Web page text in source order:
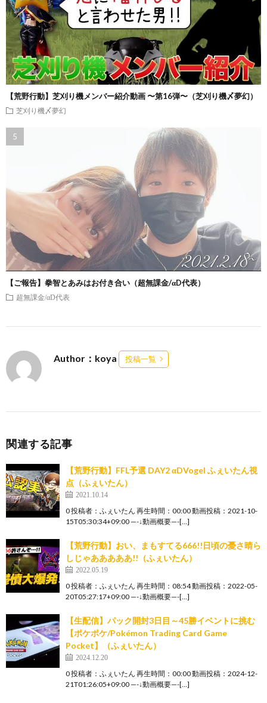
【荒野行動】芝刈り機メンバー紹介動画 〜第16弾〜（芝刈り機〆夢幻）
芝刈り機〆夢幻
【ご報告】拳智とあみはお付き合い（超無課金/αD代表）
超無課金/αD代表
Author：koya 投稿一覧
関連する記事
【荒野行動】FFL予選 DAY2 αDVogel ふぇいたん視
点（ふぇいたん）
2021.10.14
0 投稿者：ふぇいたん 再生時間：00:00 動画投稿：2021-10-
15T05:30:34+09:00 —-↓動画概要—-[…]
【荒野行動】おい、まもすてる666!!日頃の憂さ晴ら
しじゃあああああ!!（ふぇいたん）
2022.05.19
0 投稿者：ふぇいたん 再生時間：08:54 動画投稿：2022-05-
20T05:27:17+09:00 —-↓動画概要—-[…]
【生配信】パック開封3日目～45勝イベントに挑む
【ポケポケ/Pokémon Trading Card Game
Pocket】（ふぇいたん）
2024.12.20
0 投稿者：ふぇいたん 再生時間：00:00 動画投稿：2024-12-
21T01:26:05+09:00 —-↓動画概要—-[…]